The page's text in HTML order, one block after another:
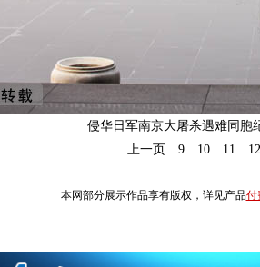
侵华日军南京大屠杀遇难同胞
上一页
9 10 11 12
本网部分展示作品享有版权，详见产品付